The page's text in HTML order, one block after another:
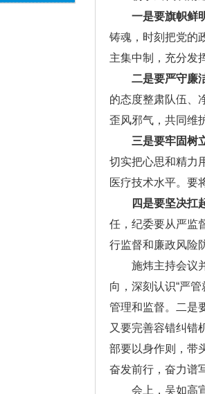
一是要旗帜鲜
铸魂，时刻把党的
主集中制，充分发
二是要严守廉
的态度整肃队伍、
歪风邪气，共同维
三是要牢固树
切实把心思和精力
医疗技术水平。要
四是要坚决扛
任，纪委要从严监
行监督和廉政风险
施炜主持会议并
向，深刻认识“严
管理和监督。二是
又要完善容错纠错
部要以身作则，带
奋发前行，奋力谱
会上，吴如高宣